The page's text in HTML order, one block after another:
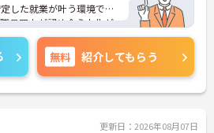
した就業が叶う環境で
員同士が認め合う文化が
対策ポイントなど、さら
お気軽にご相談くださ
無料 紹介してもらう
更新日：2026年08月07日